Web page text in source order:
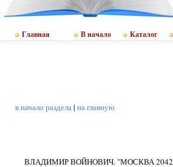
Главная В начало Каталог
в начало раздела| на главную
ВЛАДИМИР ВОЙНОВИЧ. "МОСКВА